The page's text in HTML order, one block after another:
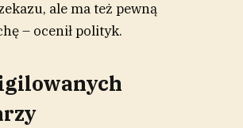
ale ma też pewną
– ocenił polityk.